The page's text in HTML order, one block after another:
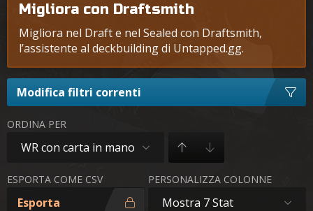
Migliora con Draftsmith
Migliora nel Draft e nel Sealed con Draftsmith,
l’assistente al deckbuilding di Untapped.gg.
Modifica filtri correnti
ORDINA PER
WR con carta in mano
ESPORTA COME CSV
Esporta
PERSONALIZZA COLONNE
Mostra 7 Stat